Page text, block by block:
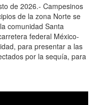
de 2026.- Campesinos
de la zona Norte se
comunidad Santa
federal México-
para presentar a las
por la sequía, para